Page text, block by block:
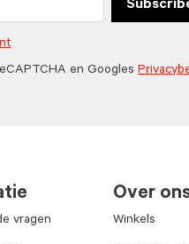
en Googles
vragen
Over
Winkels